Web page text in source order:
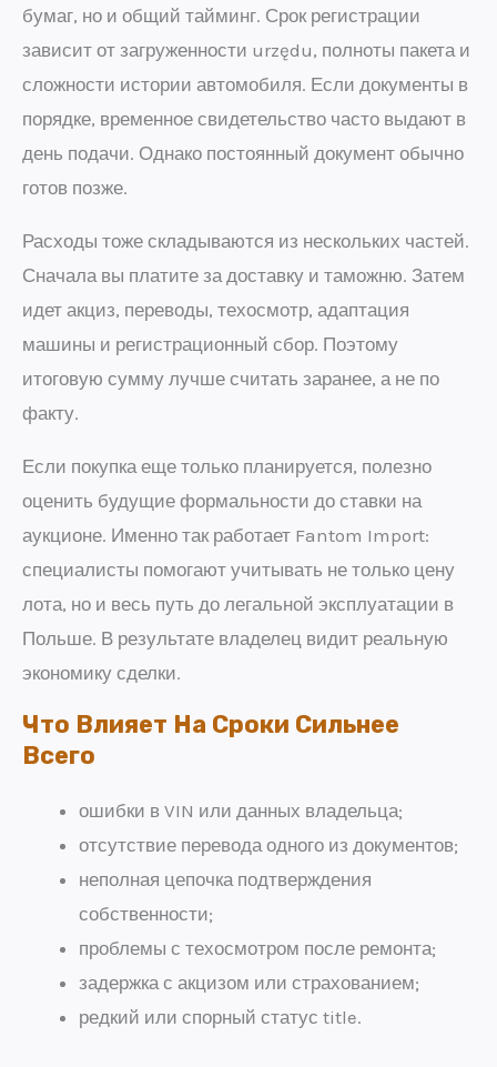
бумаг, но и общий тайминг. Срок регистрации
зависит от загруженности urzędu, полноты пакета и
сложности истории автомобиля. Если документы в
порядке, временное свидетельство часто выдают в
день подачи. Однако постоянный документ обычно
готов позже.
Расходы тоже складываются из нескольких частей.
Сначала вы платите за доставку и таможню. Затем
идет акциз, переводы, техосмотр, адаптация
машины и регистрационный сбор. Поэтому
итоговую сумму лучше считать заранее, а не по
факту.
Если покупка еще только планируется, полезно
оценить будущие формальности до ставки на
аукционе. Именно так работает Fantom Import:
специалисты помогают учитывать не только цену
лота, но и весь путь до легальной эксплуатации в
Польше. В результате владелец видит реальную
экономику сделки.
Что Влияет На Сроки Сильнее
Всего
ошибки в VIN или данных владельца;
отсутствие перевода одного из документов;
неполная цепочка подтверждения
собственности;
проблемы с техосмотром после ремонта;
задержка с акцизом или страхованием;
редкий или спорный статус title.